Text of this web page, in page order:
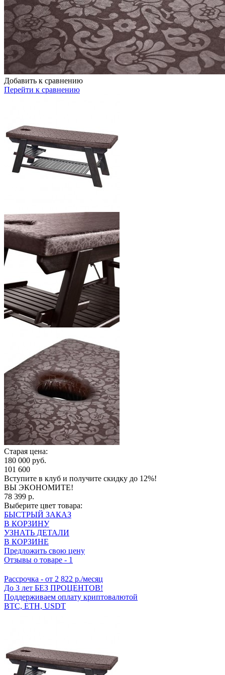
Добавить к сравнению
Перейти к сравнению
Старая цена:
180 000 руб.
101 600
Вступите в клуб и получите скидку до 12%!
ВЫ ЭКОНОМИТЕ!
78 399 р.
Выберите цвет товара:
БЫСТРЫЙ ЗАКАЗ
В КОРЗИНУ
УЗНАТЬ ДЕТАЛИ
В КОРЗИНЕ
Предложить свою цену
Отзывы о товаре - 1
Рассрочка - от 2 822 р./месяц
До 3 лет БЕЗ ПРОЦЕНТОВ!
Поддерживаем оплату криптовалютой
BTC, ETH, USDT